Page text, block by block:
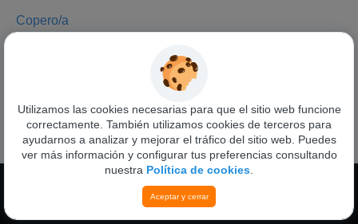
Copero/a
Ver todas las ofertas
Funciona conPandapé
Política de privacidad
Utilizamos las cookies necesarias para que el sitio web funcione
correctamente. También utilizamos cookies de terceros para
ayudarnos a analizar y mejorar el tráfico del sitio web. Puedes
ver más información y configurar tus preferencias consultando
nuestra Política de cookies
Aceptar y cerrar